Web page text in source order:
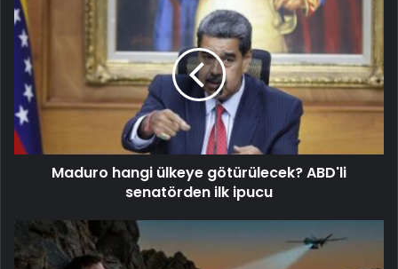
Maduro hangi ülkeye götürülecek? ABD'li
senatörden ilk ipucu